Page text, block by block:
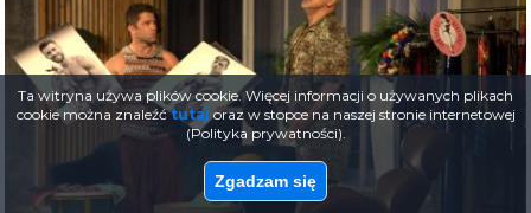
Ta witryna używa plików cookie. Więcej informacji o używanych plikach
cookie można znaleźćtutaj oraz w stopce na naszej stronie internetowej
(Polityka prywatności).
Zgadzam się